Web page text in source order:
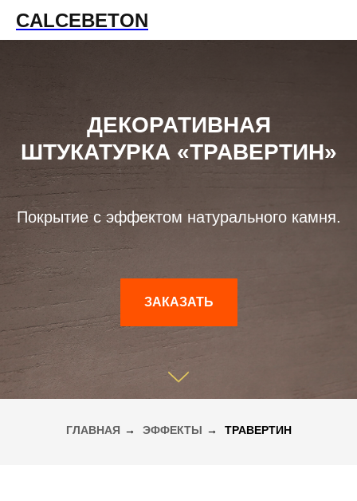
CALCEBETON
ДЕКОРАТИВНАЯ
ШТУКАТУРКА «ТРАВЕРТИН»
Покрытие с эффектом натурального камня.
ЗАКАЗАТЬ
ГЛАВНАЯ → ЭФФЕКТЫ → ТРАВЕРТИН